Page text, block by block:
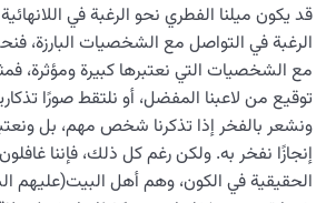
مسارات التشبه بالله، ولماذا نحتاج إلى
ما العلاقة بين معرفة الله ومعرفة
مفهوم الحصن الآمن في حديث سلسلة الذهب:
الله’ هي حصن الله؟
ما المعيار المحدد لعلاقتنا بأهل البيت عليهم
قد يكون ميلنا الفطري نحو الرغبة في
الرغبة في التواصل مع الشخصيات البارزة،
مع الشخصيات التي نعتبرها كبيرة ومؤثرة،
توقيع من لاعبنا المفضل، أو نلتقط صورًا
ونشعر بالفخر إذا تذكرنا شخص مهم، بل
إنجازًا نفخر به. ولكن رغم كل ذلك، فإننا
الحقيقية في الكون، وهم أهل البيت(عليهم